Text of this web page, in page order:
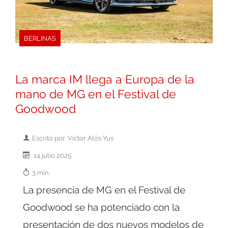
BERLINAS
La marca IM llega a Europa de la
mano de MG en el Festival de
Goodwood
Escrito por: Victor Alós Yus
14 julio 2025
3 min.
La presencia de MG en el Festival de
Goodwood se ha potenciado con la
presentación de dos nuevos modelos de